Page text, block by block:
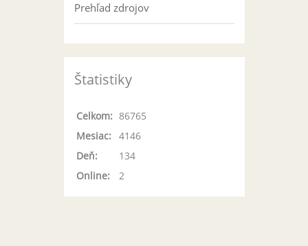
Prehľad zdrojov
Štatistiky
Online: 2
Celkom: 86765
Mesiac:
4146
Deň:
134